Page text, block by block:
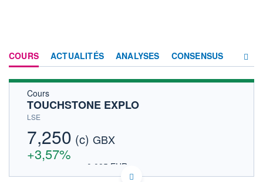
COURS ACTUALITÉS ANALYSES CONSENSUS
Cours
TOUCHSTONE EXPLO
LSE
7,250 (c) GBX
+3,57%
0,085 EUR